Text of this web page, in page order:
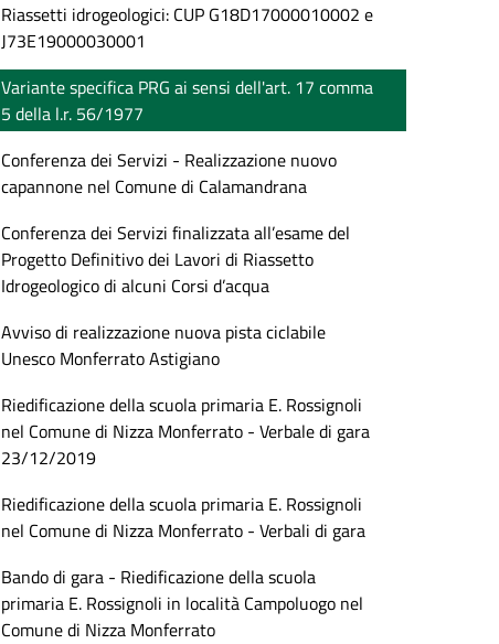
Riassetti idrogeologici: CUP G18D17000010002 e
J73E19000030001
Variante specifica PRG ai sensi dell'art. 17 comma
5 della l.r. 56/1977
Conferenza dei Servizi - Realizzazione nuovo
capannone nel Comune di Calamandrana
Conferenza dei Servizi finalizzata all’esame del
Progetto Definitivo dei Lavori di Riassetto
Idrogeologico di alcuni Corsi d’acqua
Avviso di realizzazione nuova pista ciclabile
Unesco Monferrato Astigiano
Riedificazione della scuola primaria E. Rossignoli
nel Comune di Nizza Monferrato - Verbale di gara
23/12/2019
Riedificazione della scuola primaria E. Rossignoli
nel Comune di Nizza Monferrato - Verbali di gara
Bando di gara - Riedificazione della scuola
primaria E. Rossignoli in località Campoluogo nel
Comune di Nizza Monferrato